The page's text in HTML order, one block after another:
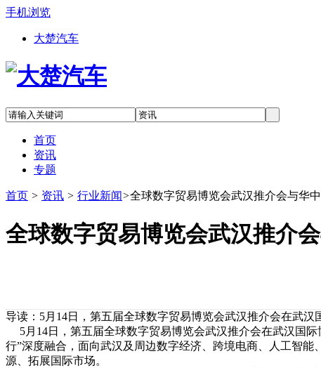
手机浏览
大楚汽车
首页
资讯
专题
首页 > 资讯 > 行业新闻>全球数字贸易博览会武汉推介会与华
全球数字贸易博览会武汉推介
导读：5月14日，第五届全球数字贸易博览会武汉推介会在武汉
5月14日，第五届全球数字贸易博览会武汉推介会在武汉国
行”深度融合，面向武汉及周边数字经济、跨境电商、人工智
源、拓展国际市场。